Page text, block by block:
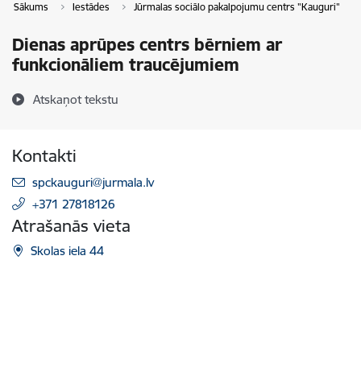
Sākums Iestādes Jūrmalas sociālo pakalpojumu centrs "Kauguri"
Dienas aprūpes centrs bērniem ar
funkcionāliem traucējumiem
Atskaņot tekstu
Kontakti
E-pasts:
spckauguri@jurmala.lv
+371 27818126
Atrašanās vieta
Skolas iela 44